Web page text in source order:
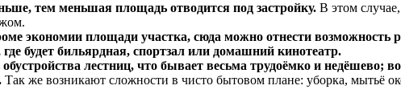
тем меньшая площадь отводится под застройку. В этом
экономии площади участка, сюда можно отнести возможность
будет бильярдная, спортзал или домашний кинотеатр.
лестниц, что бывает весьма трудоёмко и недёшево;
Так же возникают сложности в чисто бытовом плане: уборка, мытьё